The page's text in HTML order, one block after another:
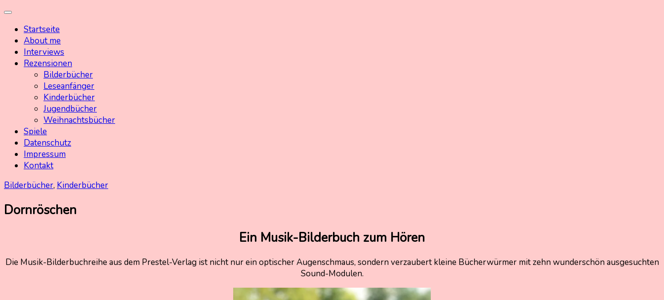
Skip
contentStartseite
About me
Interviews
Rezensionen
Bilderbücher
Leseanfänger
Kinderbücher
Jugendbücher
Weihnachtsbücher
Spiele
Datenschutz
Impressum
Kontakt
Bilderbücher, Kinderbücher
Dornröschen
2022 5.
Oktober
Ein Musik-Bilderbuch zum Hören
Die Musik-Bilderbuchreihe aus dem Prestel-Verlag ist nicht nur ein optischer Augenschmaus, sondern verzaubert kleine Bücherwürmer mit zehn wunderschön ausgesuchten
Sound-Modulen.